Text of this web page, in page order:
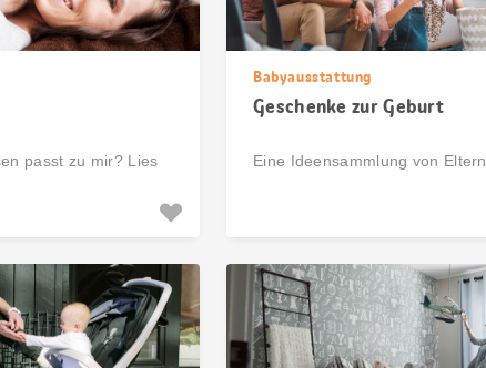
passt zu mir? Lies
Babyausstattung
Geschenke zur Geburt
Eine Ideensammlung von Eltern.